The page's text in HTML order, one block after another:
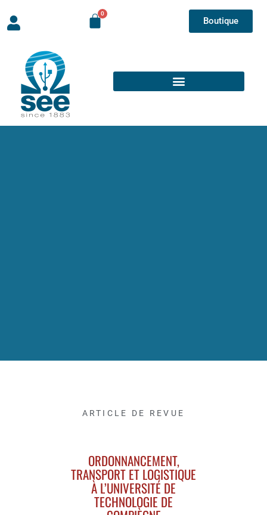
Boutique
ARTICLE DE REVUE
ORDONNANCEMENT,
TRANSPORT ET LOGISTIQUE
À L’UNIVERSITÉ DE
TECHNOLOGIE DE